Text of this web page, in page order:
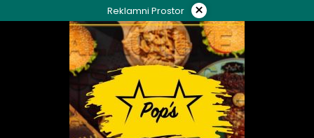
to
Reklamni Prostor ×